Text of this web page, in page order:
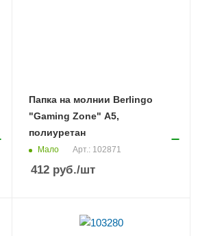
Папка на молнии Berlingo
"Gaming Zone" А5,
полиуретан
Мало Арт.: 102871
412 руб./шт